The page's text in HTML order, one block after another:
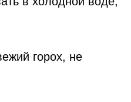
горох, не